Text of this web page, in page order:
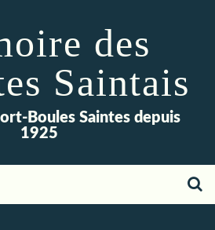
des
Saintais
Boules Saintes depuis
1925